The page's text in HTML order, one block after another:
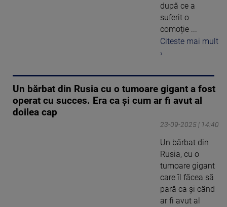
după ce a
suferit o
comoție ...
Citeste mai mult
›
Un bărbat din Rusia cu o tumoare gigant a fost
operat cu succes. Era ca și cum ar fi avut al
doilea cap
23-09-2025 | 14:40
Un bărbat din
Rusia, cu o
tumoare gigant
care îl făcea să
pară ca și când
ar fi avut al